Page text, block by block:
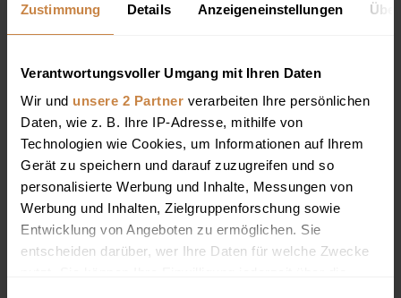
Zustimmung Details Anzeigeneinstellungen
Verantwortungsvoller Umgang mit Ihren Daten
Wir und unsere 2 Partner verarbeiten Ihre persönlichen
Daten, wie z. B. Ihre IP-Adresse, mithilfe von
Technologien wie Cookies, um Informationen auf Ihrem
Gerät zu speichern und darauf zuzugreifen und so
personalisierte Werbung und Inhalte, Messungen von
Werbung und Inhalten, Zielgruppenforschung sowie
Entwicklung von Angeboten zu ermöglichen. Sie
entscheiden darüber, wer Ihre Daten für welche Zwecke